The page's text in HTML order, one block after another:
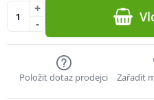
-
+
Položit dotaz prodejci Zařadit